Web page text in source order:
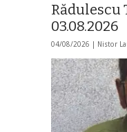
Rădulescu
03.08.2026
04/08/2026 | Nistor